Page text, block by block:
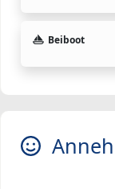
Beiboot